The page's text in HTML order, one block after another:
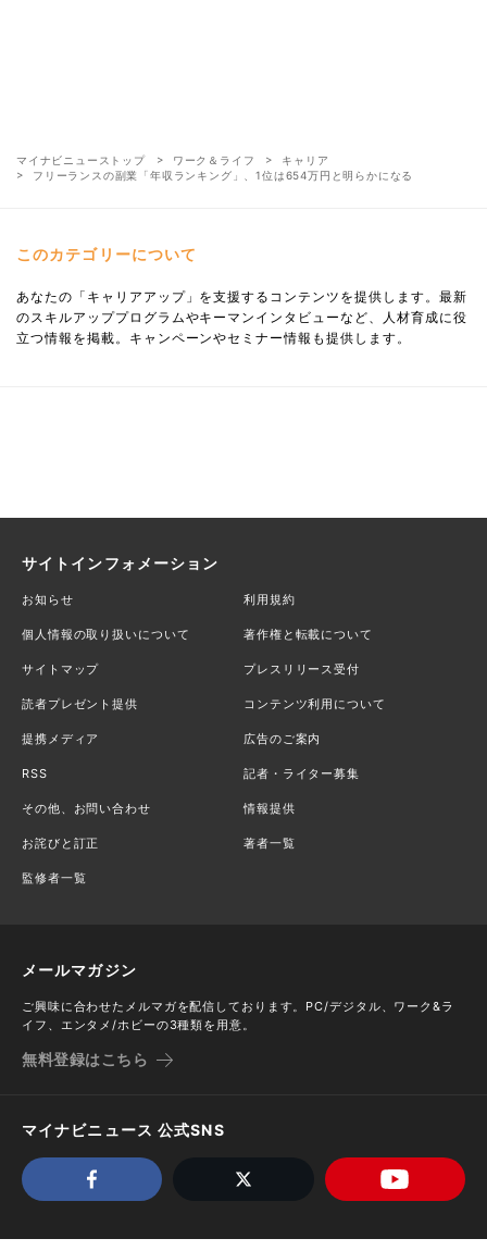
マイナビニューストップ ワーク＆ライフ
キャリア
フリーランスの副業「年収ランキング」、1位は654万円と明らかになる
このカテゴリーについて
あなたの「キャリアアップ」を支援するコンテンツを提供します。最新
のスキルアッププログラムやキーマンインタビューなど、人材育成に役
立つ情報を掲載。キャンペーンやセミナー情報も提供します。
サイトインフォメーション
お知らせ 利用規約
個人情報の取り扱いについて 著作権と転載について
サイトマップ プレスリリース受付
読者プレゼント提供 コンテンツ利用について
提携メディア 広告のご案内
RSS 記者・ライター募集
その他、お問い合わせ 情報提供
お詫びと訂正 著者一覧
監修者一覧
メールマガジン
ご興味に合わせたメルマガを配信しております。PC/デジタル、ワーク&ラ
イフ、エンタメ/ホビーの3種類を用意。
無料登録はこちら
マイナビニュース 公式SNS